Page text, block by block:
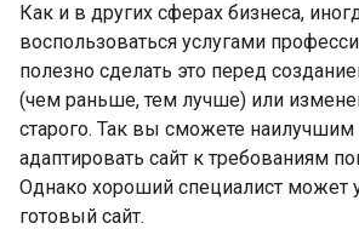
Как и в других сферах бизнеса,
воспользоваться услугами
полезно сделать это перед
(чем раньше, тем лучше) или
старого. Так вы сможете
адаптировать сайт к требованиям
Однако хороший специалист может
готовый сайт.